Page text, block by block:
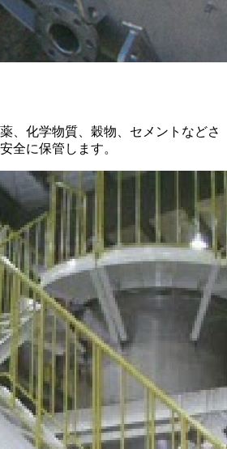
、化学物質、穀物、セメントなどさ
全に保管します。